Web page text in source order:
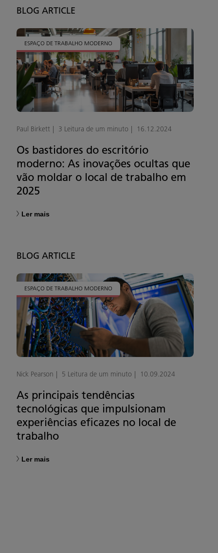
BLOG ARTICLE
ESPAÇO DE TRABALHO MODERNO
Paul Birkett 3 Leitura de um minuto 16.12.2024
Os bastidores do escritório
moderno: As inovações ocultas que
vão moldar o local de trabalho em
2025
Ler mais
BLOG ARTICLE
ESPAÇO DE TRABALHO MODERNO
Nick Pearson 5 Leitura de um minuto 10.09.2024
As principais tendências
tecnológicas que impulsionam
experiências eficazes no local de
trabalho
Ler mais